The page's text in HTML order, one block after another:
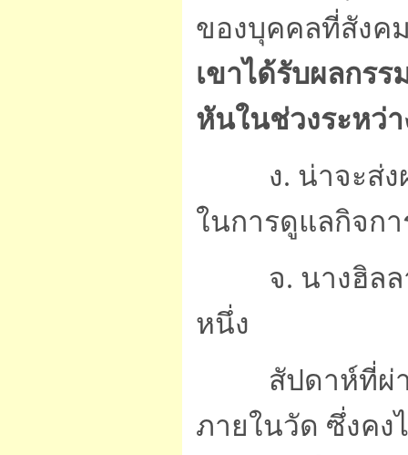
ของบุคคลที่สังค
เขาได้รับผลกร
หันในช่วงระหว่
ง. น่าจะส่งผ
ในการดูแลกิจก
จ. นางฮิลลารี่
หนึ่ง
สัปดาห์ที่ผ่าน
ภายในวัด ซึ่งคง